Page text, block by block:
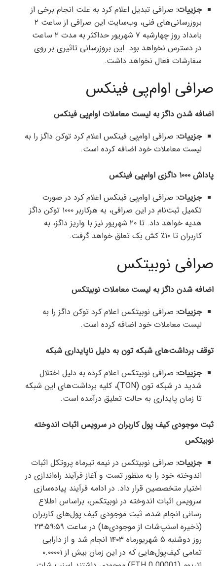
جزییات: صرافی تبدیل اعلام کرد به علت انجام برخی از
بروزرسانی‌های فنی، وب‌سایت این صرافی از ساعت ۲
بامداد روز چهارشبه ۷ شهریور حداکثر به مدت ۲ ساعت
در دسترس نخواهد بود. این بروزرسانی تاثیری بر روی
سفارشات فعال نخواهد داشت.
صرافی اوام‌پی فینکس
اضافه شدن داگز به لیست معاملات او‌ام‌پی فینکس
جزییات: صرافی او‌ام‌پی فینکس اعلام کرد توکن داگز را به
لیست معاملات خود اضافه کرده است.
پاداش ۱۰۰۰ داگزی او‌ام‌پی فینکس
جزییات: صرافی اوام‌پی فینکس اعلام کرد در صورت
تکمیل ثبت‌نام در این صرافی، به هرکاربر ۱۰۰۰ توکن داگز
هدیه خواهد داد. تا ۲۰ شهریور نیز با واریز داگز، به
کاربران تا ۱۰٪ کش بک تعلق خواهد گرفت.
صرافی نوبیتکس
اضافه شدن داگز به لیست معاملات نوبیتکس
جزییات: صرافی نوبیتکس اعلام کرد توکن داگز را به
لیست معاملات خود اضافه کرده است.
توقف برداشت‌های شبکه تون به دلیل ناپایداری شبکه
جزییات: صرافی نوبیتکس اعلام کرده به دلیل اختلال
شدید در شبکه تون (TON)، کلیه برداشت‌های این شبکه
تا زمان پایداری به حالت تعلیق درآمده است.
ثبت موجودی کیف پول کاربران در سرویس اثبات اندوخته
نوبیتکس
جزییات: صرافی نوبیتکس در نیمه تیرماه پروتکل اثبات
اندوخته خود را به منظور تست و آغاز فرآیند راه‌اندازی در
اختیار متخصصین قرار داد. در ادامه فرآیند پیاده‌سازی
سرویس اثبات اندوخته در نوبیتکس، براساس اطلاع
رسانی انجام شده، ثبت موجودی کیف پول‌های کاربران
(ذخیره اسنپ‌شات از موجودی‌ها) در ساعت ۲۳:۵۹:۵۹
روز دوشنبه ۵ شهریورماه ۱۴۰۳ انجام شد و از دارایی
تمامی کیف‌پول‌هایی که در این زمان بیش از ۰.۰۰۰۰۱